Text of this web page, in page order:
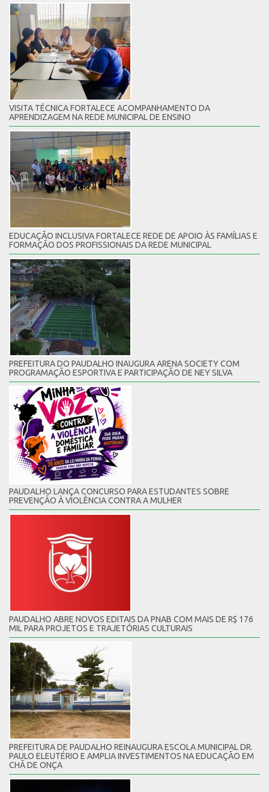
VISITA TÉCNICA FORTALECE ACOMPANHAMENTO DA
APRENDIZAGEM NA REDE MUNICIPAL DE ENSINO
EDUCAÇÃO INCLUSIVA FORTALECE REDE DE APOIO ÀS FAMÍLIAS E
FORMAÇÃO DOS PROFISSIONAIS DA REDE MUNICIPAL
PREFEITURA DO PAUDALHO INAUGURA ARENA SOCIETY COM
PROGRAMAÇÃO ESPORTIVA E PARTICIPAÇÃO DE NEY SILVA
PAUDALHO LANÇA CONCURSO PARA ESTUDANTES SOBRE
PREVENÇÃO À VIOLÊNCIA CONTRA A MULHER
PAUDALHO ABRE NOVOS EDITAIS DA PNAB COM MAIS DE R$ 176
MIL PARA PROJETOS E TRAJETÓRIAS CULTURAIS
PREFEITURA DE PAUDALHO REINAUGURA ESCOLA MUNICIPAL DR.
PAULO ELEUTÉRIO E AMPLIA INVESTIMENTOS NA EDUCAÇÃO EM
CHÃ DE ONÇA